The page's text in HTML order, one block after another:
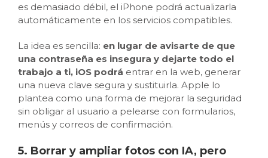
es demasiado débil, el iPhone podrá actualizarla
automáticamente en los servicios compatibles.
La idea es sencilla: en lugar de avisarte de que
una contraseña es insegura y dejarte todo el
trabajo a ti, iOS podrá entrar en la web, generar
una nueva clave segura y sustituirla. Apple lo
plantea como una forma de mejorar la seguridad
sin obligar al usuario a pelearse con formularios,
menús y correos de confirmación.
5. Borrar y ampliar fotos con IA, pero